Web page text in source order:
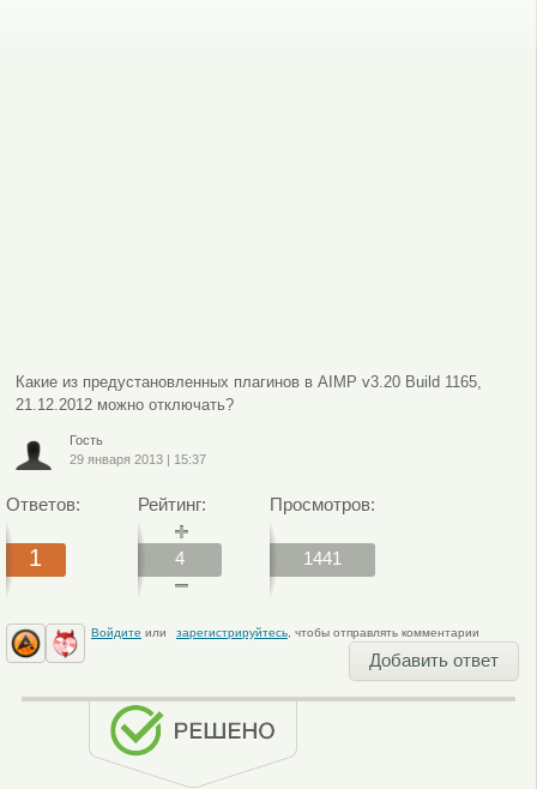
Какие из предустановленных плагинов в AIMP v3.20 Build 1165,
21.12.2012 можно отключать?
Гость
29 января 2013| 15:37
Ответов:
1
Рейтинг:
4
Просмотров:
1441
Войдите или зарегистрируйтесь, чтобы отправлять комментарии
Добавить ответ